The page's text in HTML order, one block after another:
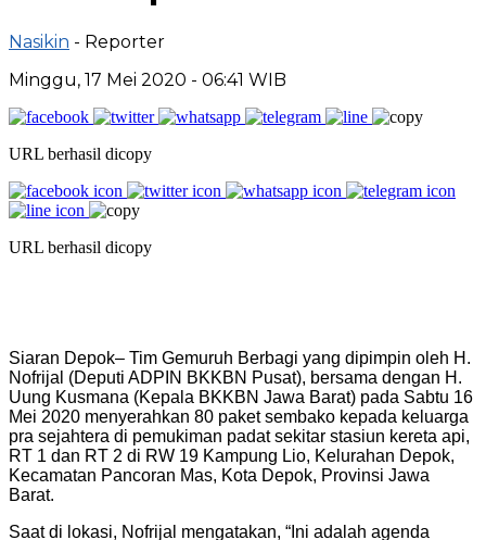
Nasikin - Reporter
Minggu, 17 Mei 2020 - 06:41 WIB
URL berhasil dicopy
URL berhasil dicopy
Siaran Depok– Tim Gemuruh Berbagi yang dipimpin oleh H.
Nofrijal (Deputi ADPIN BKKBN Pusat), bersama dengan H.
Uung Kusmana (Kepala BKKBN Jawa Barat) pada Sabtu 16
Mei 2020 menyerahkan 80 paket sembako kepada keluarga
pra sejahtera di pemukiman padat sekitar stasiun kereta api,
RT 1 dan RT 2 di RW 19 Kampung Lio, Kelurahan Depok,
Kecamatan Pancoran Mas, Kota Depok, Provinsi Jawa
Barat.
Saat di lokasi, Nofrijal mengatakan, “Ini adalah agenda